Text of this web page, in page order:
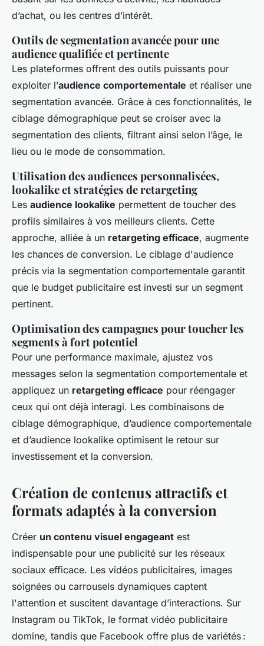
d’achat, ou les centres d’intérêt.
Outils de segmentation avancée pour une
audience qualifiée et pertinente
Les plateformes offrent des outils puissants pour
exploiter l’audience comportementale et réaliser une
segmentation avancée. Grâce à ces fonctionnalités, le
ciblage démographique peut se croiser avec la
segmentation des clients, filtrant ainsi selon l’âge, le
lieu ou le mode de consommation.
Utilisation des audiences personnalisées,
lookalike et stratégies de retargeting
Les audience lookalike permettent de toucher des
profils similaires à vos meilleurs clients. Cette
approche, alliée à un retargeting efficace, augmente
les chances de conversion. Le ciblage d'audience
précis via la segmentation comportementale garantit
que le budget publicitaire est investi sur un segment
pertinent.
Optimisation des campagnes pour toucher les
segments à fort potentiel
Pour une performance maximale, ajustez vos
messages selon la segmentation comportementale et
appliquez un retargeting efficace pour réengager
ceux qui ont déjà interagi. Les combinaisons de
ciblage démographique, d’audience comportementale
et d’audience lookalike optimisent le retour sur
investissement et la conversion.
Création de contenus attractifs et
formats adaptés à la conversion
Créer un contenu visuel engageant est
indispensable pour une publicité sur les réseaux
sociaux efficace. Les vidéos publicitaires, images
soignées ou carrousels dynamiques captent
l'attention et suscitent davantage d’interactions. Sur
Instagram ou TikTok, le format vidéo publicitaire
domine, tandis que Facebook offre plus de variétés :